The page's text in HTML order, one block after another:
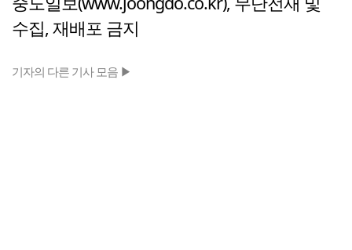
수집, 재배포 금지
기자의 다른 기사 모음 ▶